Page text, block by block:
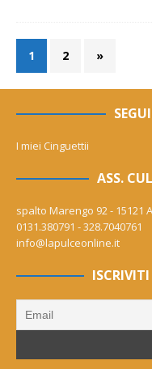
1 2 »
I miei Cinguettii
ASS.
spalto Marengo 92 - 15121
0131.380791 - 328.7040761
info@lapulceonline.it